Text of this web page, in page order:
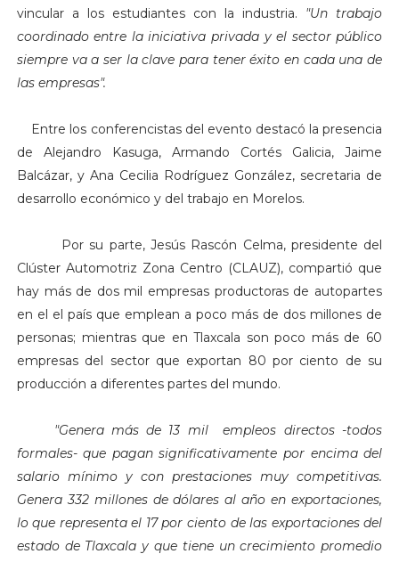
vincular a los estudiantes con la industria. "Un trabajo
coordinado entre la iniciativa privada y el sector público
siempre va a ser la clave para tener éxito en cada una de
las empresas".
Entre los conferencistas del evento destacó la presencia
de Alejandro Kasuga, Armando Cortés Galicia, Jaime
Balcázar, y Ana Cecilia Rodríguez González, secretaria de
desarrollo económico y del trabajo en Morelos.
Por su parte, Jesús Rascón Celma, presidente del
Clúster Automotriz Zona Centro (CLAUZ), compartió que
hay más de dos mil empresas productoras de autopartes
en el el país que emplean a poco más de dos millones de
personas; mientras que en Tlaxcala son poco más de 60
empresas del sector que exportan 80 por ciento de su
producción a diferentes partes del mundo.
"Genera más de 13 mil empleos directos -todos
formales- que pagan significativamente por encima del
salario mínimo y con prestaciones muy competitivas.
Genera 332 millones de dólares al año en exportaciones,
lo que representa el 17 por ciento de las exportaciones del
estado de Tlaxcala y que tiene un crecimiento promedio